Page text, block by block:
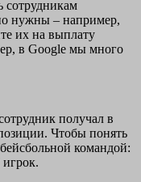
сотрудникам
нужны – например,
их на выплату
в Google мы много
получал в
Чтобы понять
командой: